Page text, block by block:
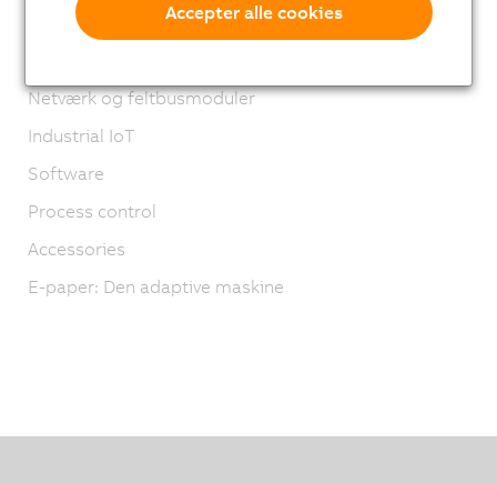
Robotics
Netværk og feltbusmoduler
Industrial IoT
Software
Process control
Accessories
E-paper: Den adaptive maskine
Accepter alle cookies